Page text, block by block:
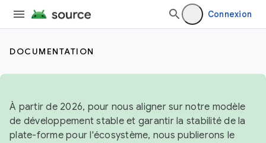
Connexion
DOCUMENTATION
À partir de 2026, pour nous aligner sur notre modèle
de développement stable et garantir la stabilité de la
plate-forme pour l'écosystème, nous publierons le